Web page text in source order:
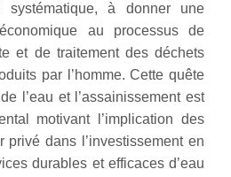
systématique, à donner une
au processus de
et de traitement des déchets
par l’homme. Cette quête
l’eau et l’assainissement est
motivant l’implication des
privé dans l’investissement en
durables et efficaces d’eau